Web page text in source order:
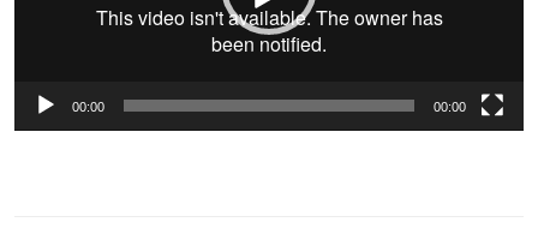
00:00 00:00